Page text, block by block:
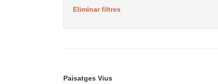
Eliminar filtres
Paisatges Vius